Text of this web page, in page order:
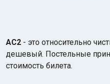
AC2 - это относительно
дешевый. Постельные
стоимость билета.